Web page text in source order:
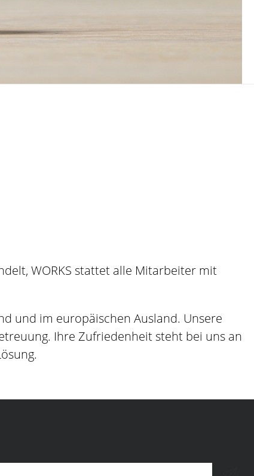
WORKS stattet alle Mitarbeiter mit
und im europäischen Ausland. Unsere
Ihre Zufriedenheit steht bei uns an